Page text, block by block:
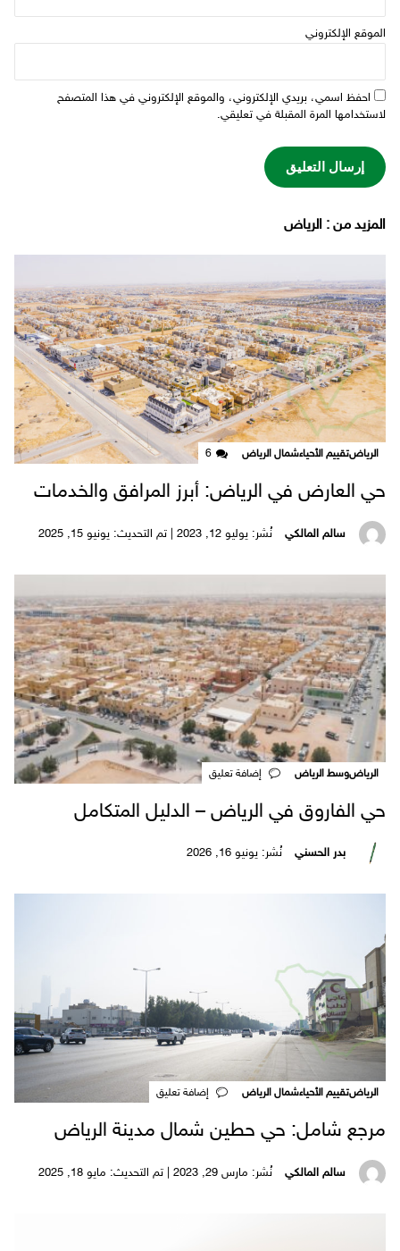
الموقع الإلكتروني
احفظ اسمي، بريدي الإلكتروني، والموقع الإلكتروني في هذا المتصفح
لاستخدامها المرة المقبلة في تعليقي.
‫المزيد من ‬: الرياض
الرياضتقييم الأحياءشمال الرياض 6
حي العارض في الرياض: أبرز المرافق والخدمات
سالم المالكي نُشر: يوليو 12, 2023 | تم التحديث: يونيو 15, 2025
الرياضوسط الرياض
حي الفاروق في الرياض – الدليل المتكامل
بدر الحسني نُشر: يونيو 16, 2026
الرياضتقييم الأحياءشمال الرياض
مرجع شامل: حي حطين شمال مدينة الرياض
سالم المالكي نُشر: مارس 29, 2023 | تم التحديث: مايو 18, 2025